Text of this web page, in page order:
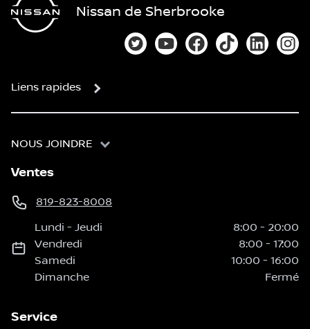
Nissan de Sherbrooke
Lien vers notre compte Twitter
Lien vers notre chaîne
Lien vers notre page
Lien vers notre
Lien vers
Liens rapides
NOUS JOINDRE
Ventes
819-823-8008
Lundi -Jeudi 8:00 - 20:00
Vendredi
8:00 - 17:00
Samedi
10:00 - 16:00
Dimanche
Fermé
Service